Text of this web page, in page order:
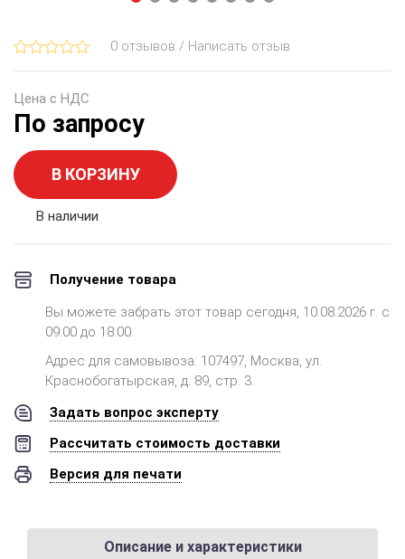
0 отзывов / Написать отзыв
Цена с НДС
По запросу
В КОРЗИНУ
В наличии
Получение товара
Вы можете забрать этот товар сегодня, 10.08.2026 г. с
09:00 до 18:00.
Адрес для самовывоза: 107497, Москва, ул.
Краснобогатырская, д. 89, стр. 3.
Задать вопрос эксперту
Рассчитать стоимость доставки
Версия для печати
Описание и характеристики